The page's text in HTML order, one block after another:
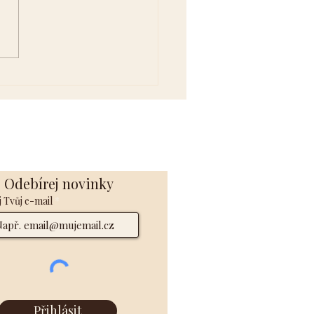
Odebírej novinky
Tvůj e-mail
Přihlásit